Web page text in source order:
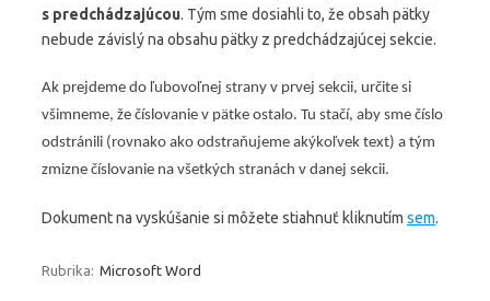
s predchádzajúcou. Tým sme dosiahli to, že obsah pätky
nebude závislý na obsahu pätky z predchádzajúcej sekcie.
Ak prejdeme do ľubovoľnej strany v prvej sekcii, určite si
všimneme, že číslovanie v pätke ostalo. Tu stačí, aby sme číslo
odstránili (rovnako ako odstraňujeme akýkoľvek text) a tým
zmizne číslovanie na všetkých stranách v danej sekcii.
Dokument na vyskúšanie si môžete stiahnuť kliknutím sem.
Rubrika: Microsoft Word